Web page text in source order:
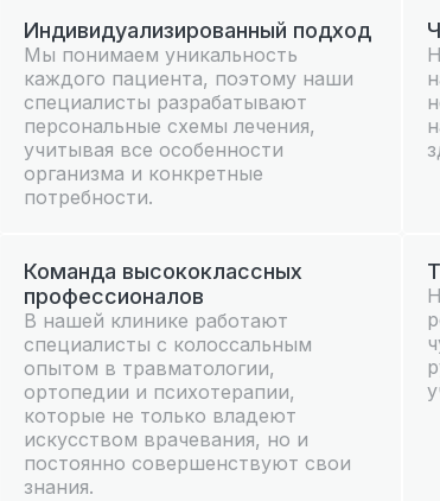
Индивидуализированный подход
Мы понимаем уникальность
каждого пациента, поэтому наши
специалисты разрабатывают
персональные схемы лечения,
учитывая все особенности
организма и конкретные
потребности.
Команда высококлассных
профессионалов
В нашей клинике работают
специалисты с колоссальным
опытом в травматологии,
ортопедии и психотерапии,
которые не только владеют
искусством врачевания, но и
постоянно совершенствуют свои
знания.